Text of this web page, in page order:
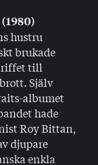
hustru
brukade
riffet till
Själv
albumet
hade
Roy Bittan,
djupare
enkla